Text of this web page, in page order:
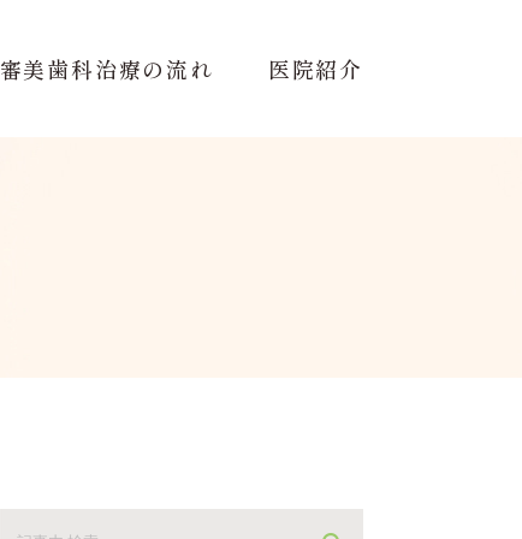
審美歯科治療の流れ 医院紹介